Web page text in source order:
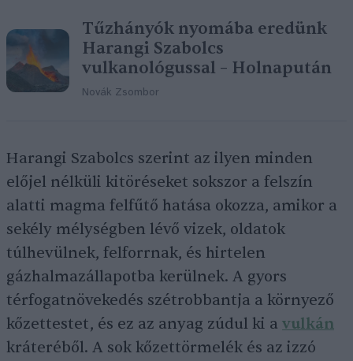
Tűzhányók nyomába eredünk
Harangi Szabolcs
vulkanológussal – Holnapután
Novák Zsombor
Harangi Szabolcs szerint az ilyen minden
előjel nélküli kitöréseket sokszor a felszín
alatti magma felfűtő hatása okozza, amikor a
sekély mélységben lévő vizek, oldatok
túlhevülnek, felforrnak, és hirtelen
gázhalmazállapotba kerülnek. A gyors
térfogatnövekedés szétrobbantja a környező
kőzettestet, és ez az anyag zúdul ki a vulkán
kráteréből. A sok kőzettörmelék és az izzó